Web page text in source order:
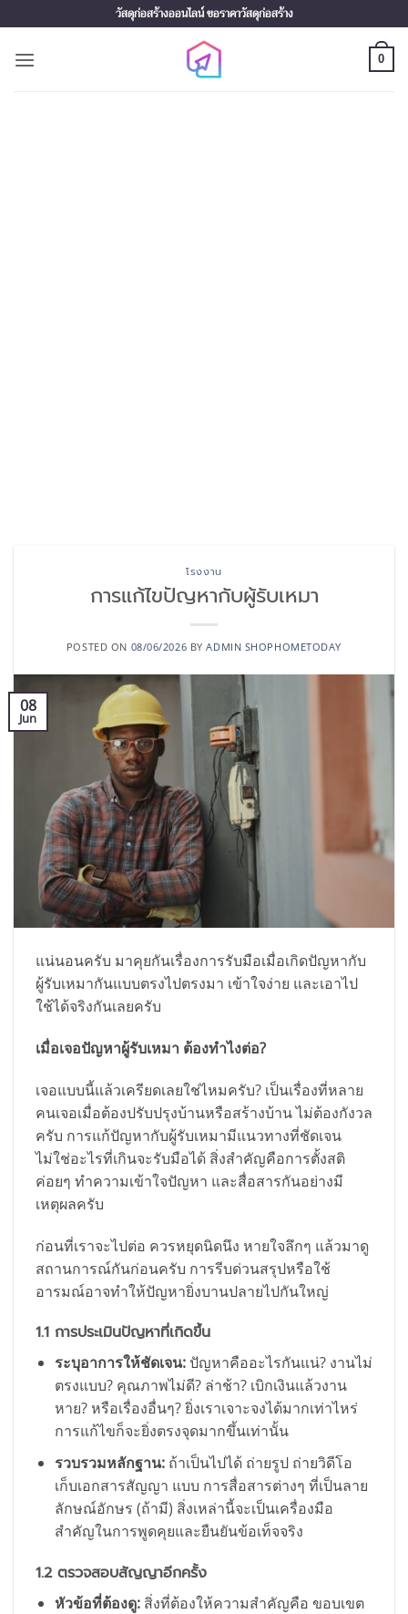
to
content
วัสดุก่อสร้างออนไลน์ ขอราคาวัสดุก่อสร้าง
0
โรงงาน
การแก้ไขปัญหากับผู้รับเหมา
POSTED ON 08/06/2026 BYADMIN SHOPHOMETODAY
08
Jun
แน่นอนครับ มาคุยกันเรื่องการรับมือเมื่อเกิดปัญหากับ
ผู้รับเหมากันแบบตรงไปตรงมา เข้าใจง่าย และเอาไป
ใช้ได้จริงกันเลยครับ
เมื่อเจอปัญหาผู้รับเหมา ต้องทำไงต่อ?
เจอแบบนี้แล้วเครียดเลยใช่ไหมครับ? เป็นเรื่องที่หลาย
คนเจอเมื่อต้องปรับปรุงบ้านหรือสร้างบ้าน ไม่ต้องกังวล
ครับ การแก้ปัญหากับผู้รับเหมามีแนวทางที่ชัดเจน
ไม่ใช่อะไรที่เกินจะรับมือได้ สิ่งสำคัญคือการตั้งสติ
ค่อยๆ ทำความเข้าใจปัญหา และสื่อสารกันอย่างมี
เหตุผลครับ
ก่อนที่เราจะไปต่อ ควรหยุดนิดนึง หายใจลึกๆ แล้วมาดู
สถานการณ์กันก่อนครับ การรีบด่วนสรุปหรือใช้
อารมณ์อาจทำให้ปัญหายิ่งบานปลายไปกันใหญ่
1.1 การประเมินปัญหาที่เกิดขึ้น
ระบุอาการให้ชัดเจน:ปัญหาคืออะไรกันแน่? งานไม่
ตรงแบบ? คุณภาพไม่ดี? ล่าช้า? เบิกเงินแล้วงาน
หาย? หรือเรื่องอื่นๆ? ยิ่งเราเจาะจงได้มากเท่าไหร่
การแก้ไขก็จะยิ่งตรงจุดมากขึ้นเท่านั้น
รวบรวมหลักฐาน:ถ้าเป็นไปได้ ถ่ายรูป ถ่ายวิดีโอ
เก็บเอกสารสัญญา แบบ การสื่อสารต่างๆ ที่เป็นลาย
ลักษณ์อักษร (ถ้ามี) สิ่งเหล่านี้จะเป็นเครื่องมือ
สำคัญในการพูดคุยและยืนยันข้อเท็จจริง
1.2 ตรวจสอบสัญญาอีกครั้ง
หัวข้อที่ต้องดู:สิ่งที่ต้องให้ความสำคัญคือ ขอบเขต